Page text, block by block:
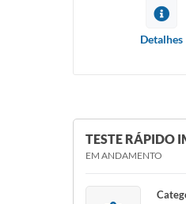
Detalhes
TESTE RÁPIDO
EM ANDAMENTO